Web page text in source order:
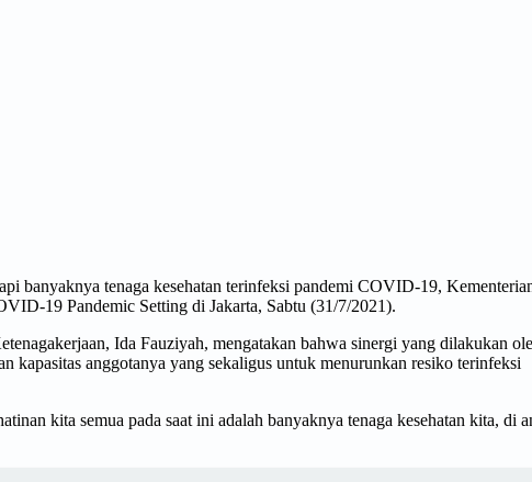
banyaknya tenaga kesehatan terinfeksi pandemi COVID-19,
19 Pandemic Setting di Jakarta, Sabtu (31/7/2021).
Ida Fauziyah, mengatakan bahwa sinergi yang
kapasitas anggotanya yang sekaligus untuk menurunkan resiko terinfeksi
kita semua pada saat ini adalah banyaknya tenaga kesehatan kita,